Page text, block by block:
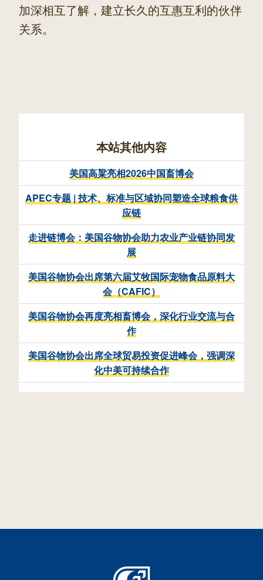
加深相互了解，建立长久的互惠互利的伙伴
关系。
本站其他内容
美国高粱亮相2026中国畜博会
APEC专题 | 技术、标准与区域协同塑造全球粮食供
应链
走进链博会：美国谷物协会助力农业产业链协同发
展
美国谷物协会出席第六届艾牧国际宠物食品原料大
会（CAFIC）
美国谷物协会再度亮相畜博会，深化行业交流与合
作
美国谷物协会出席全球贸易投资促进峰会，强调深
化中美可持续合作
华深化务实交流与合作